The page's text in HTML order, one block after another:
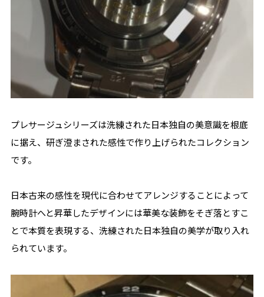
プレサージュシリーズは洗練された日本独自の美意識を根底
に据え、研ぎ澄まされた感性で作り上げられたコレクション
です。
日本古来の感性を現代に合わせてアレンジすることによって
腕時計へと昇華したデザインには華美な装飾をそぎ落とすこ
とで本質を表現する、洗練された日本独自の美学が取り入れ
られています。